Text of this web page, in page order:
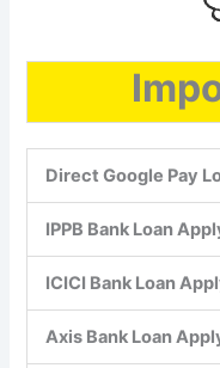
Direct Google Pay
IPPB Bank Loan
ICICI Bank Loan
Axis Bank Loan